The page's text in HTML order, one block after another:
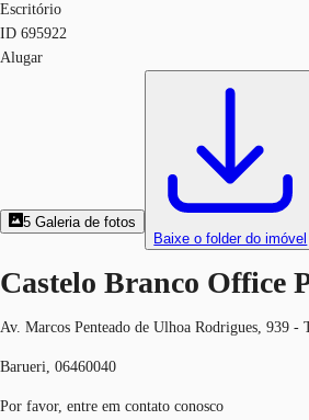
Escritório
ID 695922
Alugar
5 Galeria de fotos
Baixe o folder do imóvel
Castelo Branco Office
Av. Marcos Penteado de Ulhoa Rodrigues, 939 -
Barueri, 06460040
Por favor, entre em contato conosco